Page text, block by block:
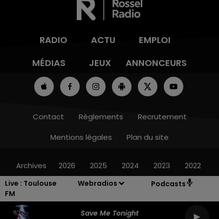
Live : Toulouse
FM
Webradios Podcasts
Save Me Tonight
RADIO ACTU
EMPLOI
MÉDIAS
JEUX ANNONCEURS
Contact Règlements
Recrutement
Mentions légales
Plan du site
Archives 2026 2025 2024 2023 2022